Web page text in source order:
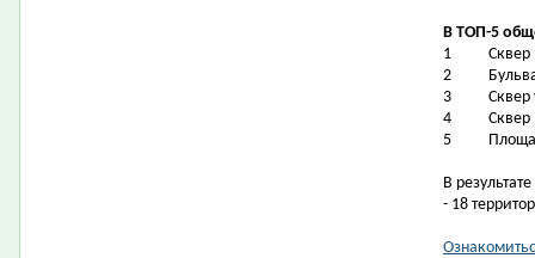
В ТОП-5
1
Сквер
2
3
Сквер
4
Сквер
5
В
- 18